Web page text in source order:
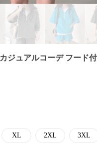
ジュアルコーデ フード
XL 2XL 3XL